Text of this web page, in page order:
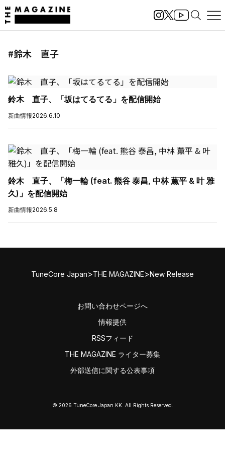
#鈴木 直子
鈴木 直子、「坂はてるてる」を配信開始
新曲情報2026.6.10
鈴木 直子、「梅一輪 (feat. 熊谷 泰昌, 中林 薫平 & 叶 雅
久)」を配信開始
新曲情報2026.5.8
TuneCore Japan>THE MAGAZINE>New Release
お問い合わせページへ
情報提供
RSSフィード
THE MAGAZINE ライター募集
外部送信に関する公表事項
© 2026 TuneCore Japan KK. All Rights Reserved.